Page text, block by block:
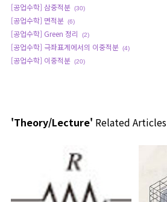
[공업수학] 삼중적분 (30)
[공업수학] 면적분 (6)
[공업수학] Green 정리 (2)
[공업수학] 극좌표계에서의 이중적분 (4)
[공업수학] 이중적분 (20)
'Theory/Lecture' Related Articles